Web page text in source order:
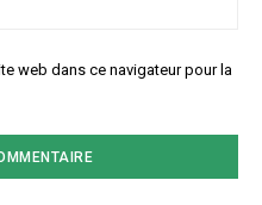
web dans ce navigateur pour la